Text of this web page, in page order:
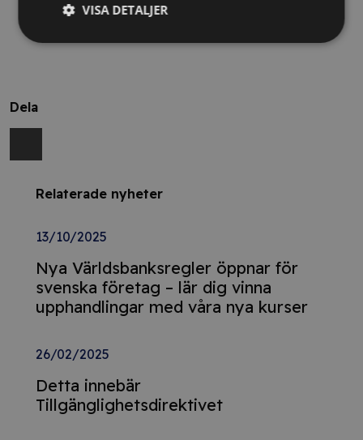
Dela
Relaterade nyheter
13/10/2025
Nya Världsbanksregler öppnar för
svenska företag – lär dig vinna
upphandlingar med våra nya kurser
26/02/2025
Detta innebär
Tillgänglighetsdirektivet
VISA DETALJER